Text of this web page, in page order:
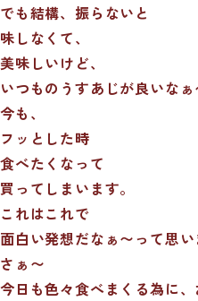
でも結構、振らないと
味しなくて、
美味しいけど、
いつものうすあじが良いなぁ
今も、
フッとした時
食べたくなって
買ってしまいます。
これはこれで
面白い発想だなぁ〜って思い
さぁ〜
今日も色々食べまくる為に